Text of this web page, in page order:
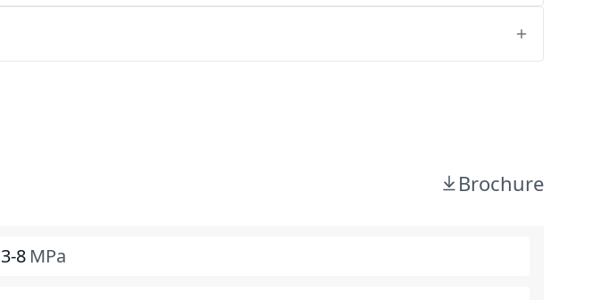
Brochure
3-8 MPa